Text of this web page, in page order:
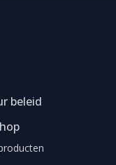
beleid